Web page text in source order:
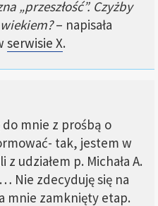
„przeszłość”. Czyżby
– napisała
serwisie X.
do mnie z prośbą o
tak, jestem w
udziałem p. Michała A.
Nie zdecyduję się na
mnie zamknięty etap.